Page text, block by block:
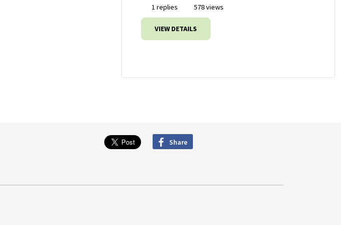
1 replies 578 views
VIEW DETAILS
Share